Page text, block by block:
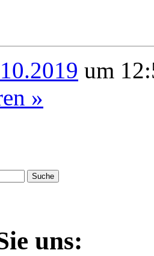
um
»
uns: